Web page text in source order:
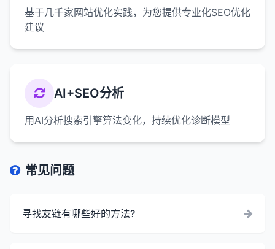
基于几千家网站优化实践，为您提供专业化SEO优化
建议
AI+SEO分析
用AI分析搜索引擎算法变化，持续优化诊断模型
常见问题
寻找友链有哪些好的方法?